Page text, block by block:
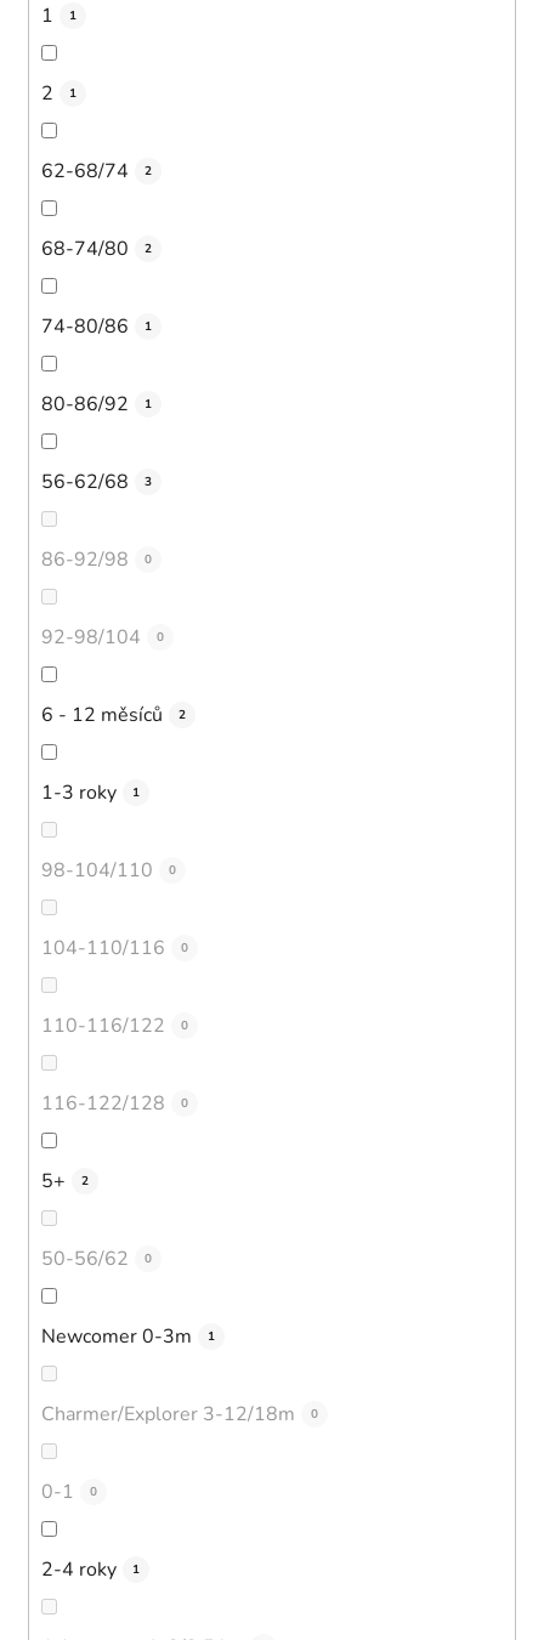
1 1
2 1
62-68/74 2
68-74/80 2
74-80/86 1
80-86/92 1
56-62/68 3
86-92/98 0
92-98/104 0
6 - 12 měsíců 2
1-3 roky 1
98-104/110 0
104-110/116 0
110-116/122 0
116-122/128 0
5+ 2
50-56/62 0
Newcomer 0-3m 1
Charmer/Explorer 3-12/18m 0
0-1 0
2-4 roky 1